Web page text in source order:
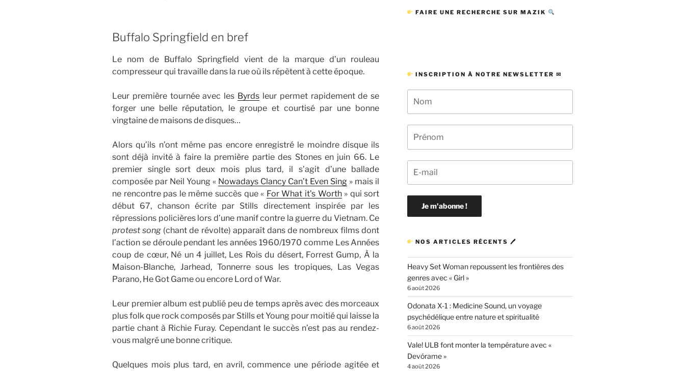
Buffalo Springfield en bref
Le nom de Buffalo Springfield vient de la marque d’un rouleau
compresseur qui travaille dans la rue où ils répètent à cette époque.
Leur première tournée avec les Byrds leur permet rapidement de se
forger une belle réputation, le groupe et courtisé par une bonne
vingtaine de maisons de disques…
Alors qu’ils n’ont même pas encore enregistré le moindre disque ils
sont déjà invité à faire la première partie des Stones en juin 66. Le
premier single sort deux mois plus tard, il s’agit d’une ballade
composée par Neil Young « Nowadays Clancy Can’t Even Sing » mais il
ne rencontre pas le même succès que « For What it’s Worth» qui sort
début 67, chanson écrite par Stills directement inspirée par les
répressions policières lors d’une manif contre la guerre du Vietnam. Ce
protest song (chant de révolte) apparaît dans de nombreux films dont
l’action se déroule pendant les années 1960/1970 comme Les Années
coup de cœur, Né un 4 juillet, Les Rois du désert, Forrest Gump, À la
Maison-Blanche, Jarhead, Tonnerre sous les tropiques, Las Vegas
Parano, He Got Game ou encore Lord of War.
Leur premier album est publié peu de temps après avec des morceaux
plus folk que rock composés par Stills et Young pour moitié qui laisse la
partie chant à Richie Furay. Cependant le succès n’est pas au rendez-
vous malgré une bonne critique.
Quelques mois plus tard, en avril, commence une période agitée et
FAIRE UNE RECHERCHE SUR MAZIK
INSCRIPTION À NOTRE NEWSLETTER ✉
NOS ARTICLES RÉCENTS 🖊
Heavy Set Woman repoussent les frontières des
genres avec « Girl »
6 août 2026
Odonata X-1 : Medicine Sound, un voyage
psychédélique entre nature et spiritualité
6 août 2026
Vale! ULB font monter la température avec «
Devórame »
4 août 2026